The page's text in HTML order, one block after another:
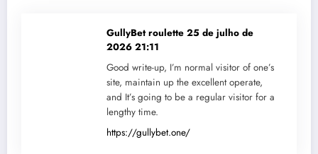
GullyBet roulette 25 de julho de
2026 21:11
Good write-up, I’m normal visitor of one’s
site, maintain up the excellent operate,
and It’s going to be a regular visitor for a
lengthy time.
https://gullybet.one/